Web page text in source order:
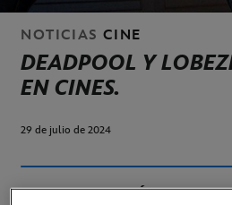
NOTICIAS CINE
DEADPOOL Y
EN CINES.
29 de julio de 2024
NÚMERO 1 EN